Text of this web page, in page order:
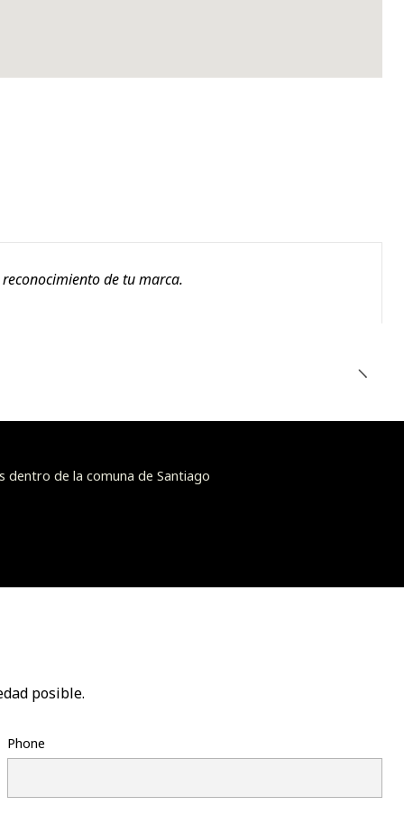
de tu marca.
dentro de la comuna de Santiago
posible.
Phone